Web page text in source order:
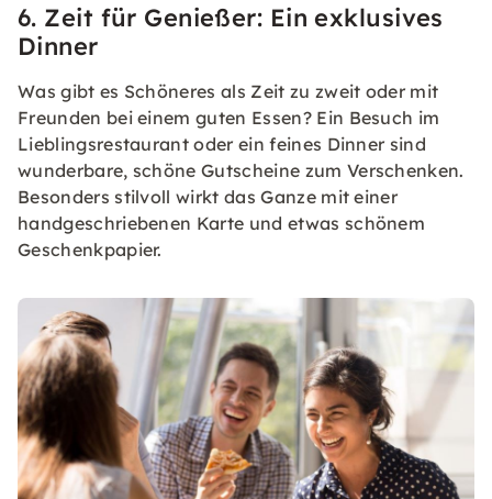
6. Zeit für Genießer: Ein exklusives
Dinner
Was gibt es Schöneres als Zeit zu zweit oder mit
Freunden bei einem guten Essen? Ein Besuch im
Lieblingsrestaurant oder ein feines Dinner sind
wunderbare, schöne Gutscheine zum Verschenken.
Besonders stilvoll wirkt das Ganze mit einer
handgeschriebenen Karte und etwas schönem
Geschenkpapier.